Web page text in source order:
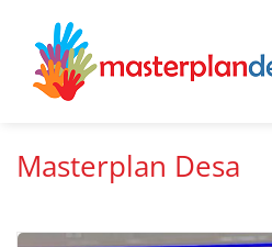
content
Masterplan Desa